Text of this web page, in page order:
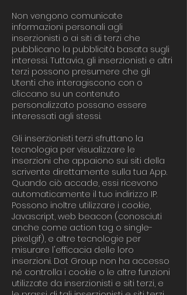
Non vengono comunicate
informazioni personali agli
inserzionisti o ai siti di terzi che
pubblicano la pubblicità basata sugli
interessi. Tuttavia, gli inserzionisti e altri
terzi possono presumere che gli
Utenti che interagiscono con o
cliccano su un contenuto
personalizzato possano essere
interessati agli stessi. ​
Gli inserzionisti terzi sfruttano la
tecnologia per visualizzare le
inserzioni che appaiono sui siti della
scrivente direttamente sulla tua App.
Quando ciò accade, essi ricevono
automaticamente il tuo indirizzo IP.
Possono inoltre utilizzare i cookie,
Javascript, web beacon (conosciuti
anche come action tag o single-
pixel.gif), e altre tecnologie per
misurare l'efficacia delle loro
inserzioni. Dot Group non ha accesso
né controlla i cookie o le altre funzioni
utilizzate da inserzionisti e siti terzi, e